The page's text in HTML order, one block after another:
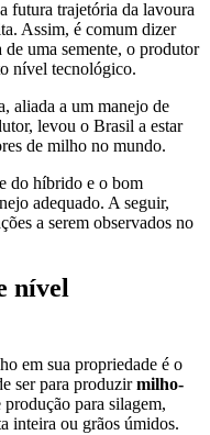
futura trajetória da lavoura
Assim, é comum dizer
uma semente, o produtor
nível tecnológico.
aliada a um manejo de
levou o Brasil a estar
de milho no mundo.
do híbrido e o bom
adequado. A seguir,
a serem observados no
nível
em sua propriedade é o
ser para produzirmilho-
produção para silagem,
inteira ou grãos úmidos.